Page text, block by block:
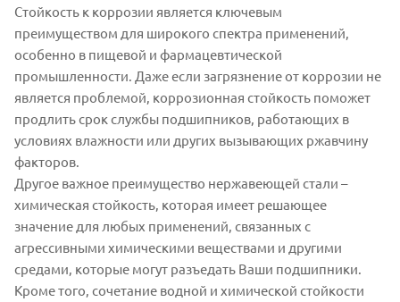
Стойкость к коррозии является ключевым
преимуществом для широкого спектра применений,
особенно в пищевой и фармацевтической
промышленности. Даже если загрязнение от коррозии не
является проблемой, коррозионная стойкость поможет
продлить срок службы подшипников, работающих в
условиях влажности или других вызывающих ржавчину
факторов.
Другое важное преимущество нержавеющей стали –
химическая стойкость, которая имеет решающее
значение для любых применений, связанных с
агрессивными химическими веществами и другими
средами, которые могут разъедать Ваши подшипники.
Кроме того, сочетание водной и химической стойкости